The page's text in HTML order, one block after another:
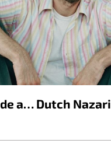
a… Dutch Nazari